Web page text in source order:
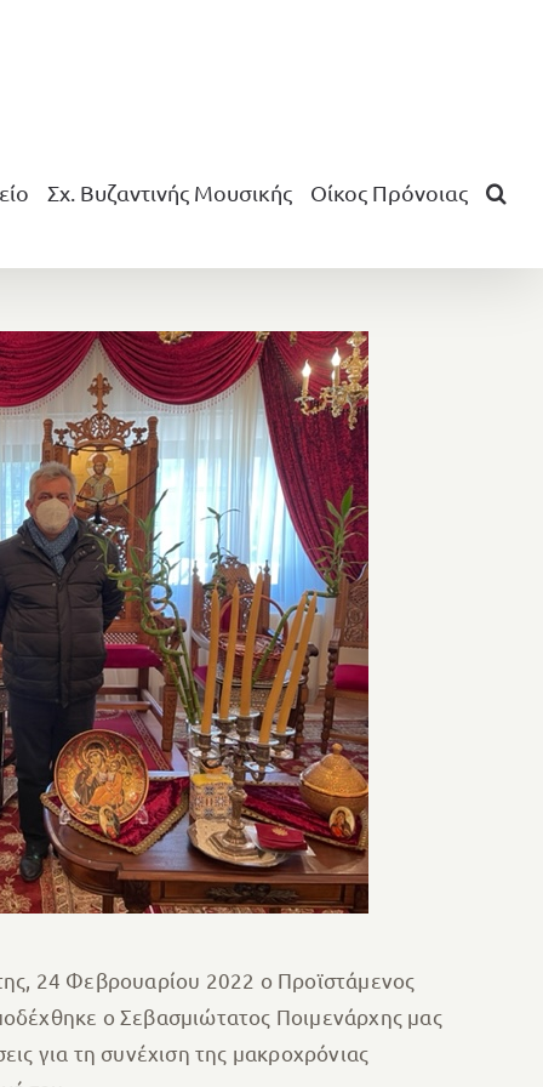
Σχ. Βυζαντινής Μουσικής Οίκος Πρόνοιας
24 Φεβρουαρίου 2022 ο Προϊστάμενος
ο Σεβασμιώτατος Ποιμενάρχης μας
για τη συνέχιση της μακροχρόνιας